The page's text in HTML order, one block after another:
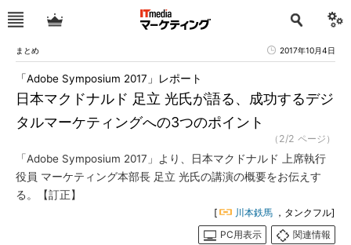
まとめ 2017年10月4日
日本マクドナルド 足立 光氏が語る、成功するデジ
タルマーケティングへの3つのポイント
「Adobe Symposium 2017」レポート
（2/2 ページ）
「Adobe Symposium 2017」より、日本マクドナルド 上席執行
役員 マーケティング本部長 足立 光氏の講演の概要をお伝えす
る。【訂正】
[ 川本鉄馬 ，タンクフル]
PC用表示
関連情報